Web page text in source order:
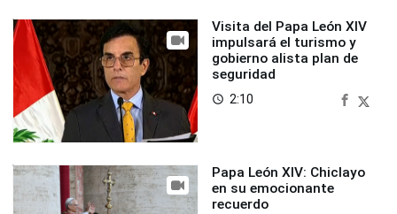
Visita del Papa León XIV
impulsará el turismo y
gobierno alista plan de
seguridad
access_time 2:10
Papa León XIV: Chiclayo
en su emocionante
recuerdo